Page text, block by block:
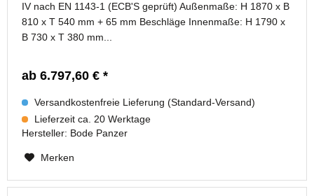
IV nach EN 1143-1 (ECB'S geprüft) Außenmaße: H 1870 x B
810 x T 540 mm + 65 mm Beschläge Innenmaße: H 1790 x
B 730 x T 380 mm...
ab 6.797,60 € *
Versandkostenfreie Lieferung (Standard-Versand)
Lieferzeit ca. 20 Werktage
Hersteller: Bode Panzer
Merken